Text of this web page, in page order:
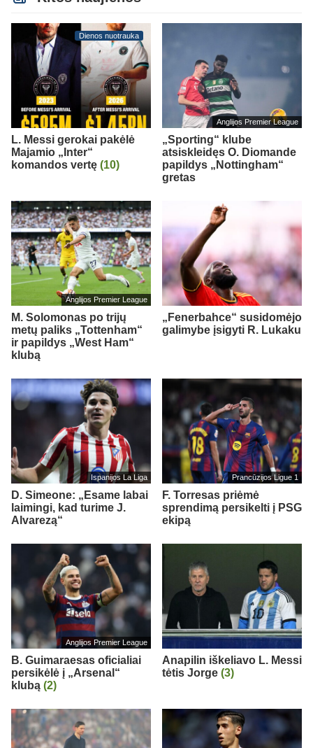
Dienos nuotrauka
L. Messi gerokai pakėlė
Majamio „Inter“
komandos vertę (10)
Anglijos Premier League
„Sporting“ klube
atsiskleidęs O. Diomande
papildys „Nottingham“
gretas
Anglijos Premier League
M. Solomonas po trijų
metų paliks „Tottenham“
ir papildys „West Ham“
klubą
„Fenerbahce“ susidomėjo
galimybe įsigyti R. Lukaku
Ispanijos La Liga
D. Simeone: „Esame labai
laimingi, kad turime J.
Alvarezą“
Prancūzijos Ligue 1
F. Torresas priėmė
sprendimą persikelti į PSG
ekipą
Anglijos Premier League
B. Guimaraesas oficialiai
persikėlė į „Arsenal“
klubą (2)
Anapilin iškeliavo L. Messi
tėtis Jorge (3)